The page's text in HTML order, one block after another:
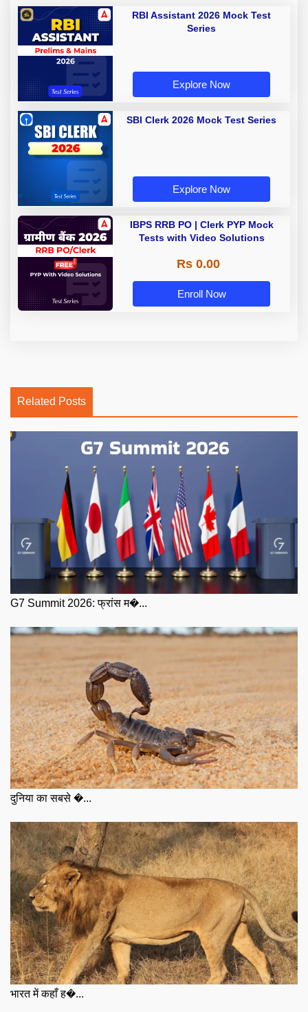
RBI Assistant 2026 Mock Test
Series
Explore Now
SBI Clerk 2026 Mock Test Series
Explore Now
IBPS RRB PO | Clerk PYP Mock
Tests with Video Solutions
Rs 0.00
Enroll Now
Related Posts
G7 Summit 2026: फ्रांस म�...
दुनिया का सबसे �...
भारत में कहाँ ह�...